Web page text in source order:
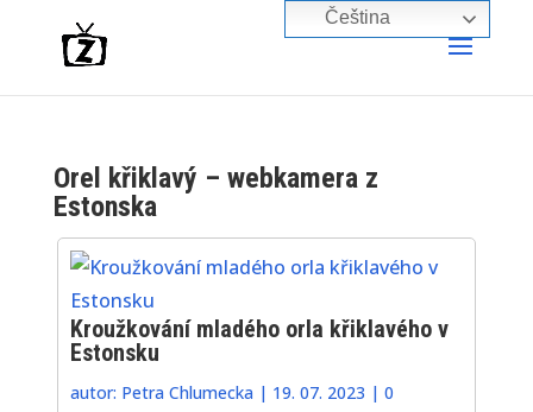
Orel křiklavý – webkamera z
Estonska
Kroužkování mladého orla křiklavého v
Estonsku
autor: Petra Chlumecka | 19. 07. 2023 |0
Čeština‎